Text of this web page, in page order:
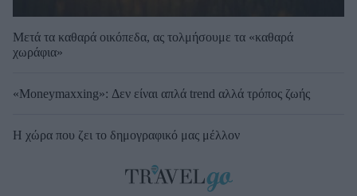
Μετά τα καθαρά οικόπεδα, ας τολμήσουμε τα «καθαρά
χωράφια»
«Moneymaxxing»: Δεν είναι απλά trend αλλά τρόπος ζωής
Η χώρα που ζει το δημογραφικό μας μέλλον